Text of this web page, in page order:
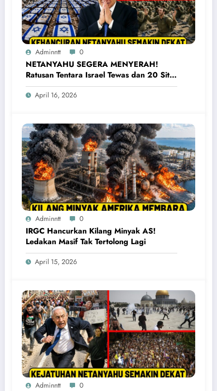
Adminntt 0
NETANYAHU SEGERA MENYERAH!
Ratusan Tentara Israel Tewas dan 20 Situs
Penting Meledak
April 16, 2026
Adminntt 0
IRGC Hancurkan Kilang Minyak AS!
Ledakan Masif Tak Tertolong Lagi
April 15, 2026
Adminntt 0